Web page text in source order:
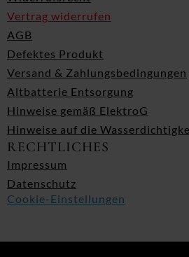
Vertrag widerrufen
AGB
Defektes Produkt
Versand & Zahlungsbedingungen
Altbatterie Entsorgung
Hinweise gemäß ElektroG
Hinweise auf die
RECHTLICHES
Impressum
Datenschutz
Cookie-Einstellungen